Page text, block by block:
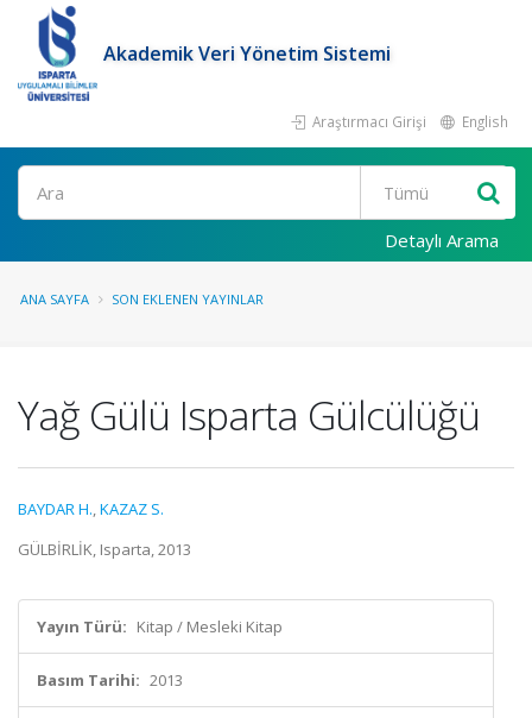
Akademik Veri Yönetim Sistemi
Araştırmacı Girişi English
Ara
Detaylı Arama
ANA SAYFA SON EKLENEN YAYINLAR
Yağ Gülü Isparta Gülcülüğü
BAYDAR H.,KAZAZ S.
GÜLBİRLİK, Isparta, 2013
Yayın Türü: Kitap / Mesleki Kitap
Basım Tarihi: 2013